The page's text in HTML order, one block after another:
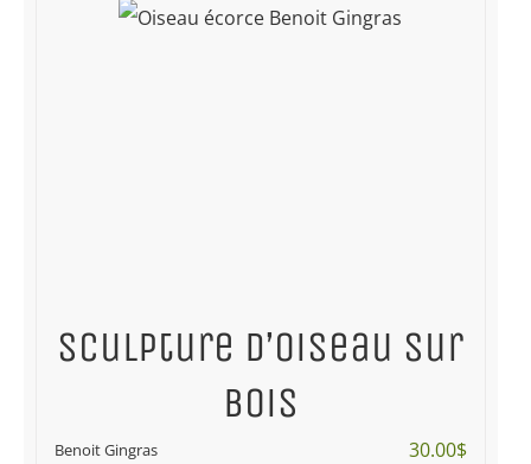
Sculpture d’oiseau sur
bois
Benoit Gingras 30.00$